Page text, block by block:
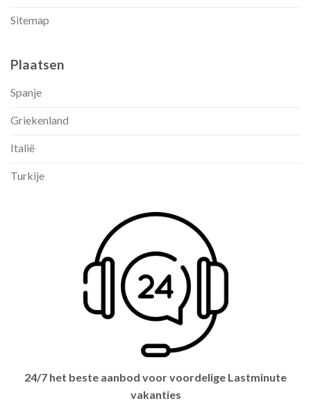
Sitemap
Plaatsen
Spanje
Griekenland
Italië
Turkije
24/7 het beste aanbod voor voordelige Lastminute
vakanties